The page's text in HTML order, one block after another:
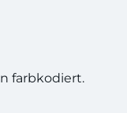
farbkodiert.